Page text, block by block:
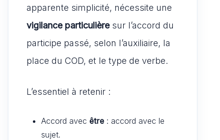
apparente simplicité, nécessite une
vigilance particulièresur l’accord du
participe passé, selon l’auxiliaire, la
place du COD, et le type de verbe.
L’essentiel à retenir :
Accord avec être : accord avec le
sujet.